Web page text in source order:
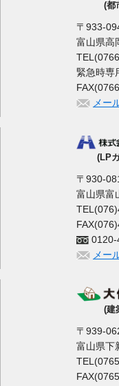
(都
〒933-
富山県高
緊急時専
メー
(LP
〒930-
富山県富
0120-
メー
(建
〒939-
富山県下